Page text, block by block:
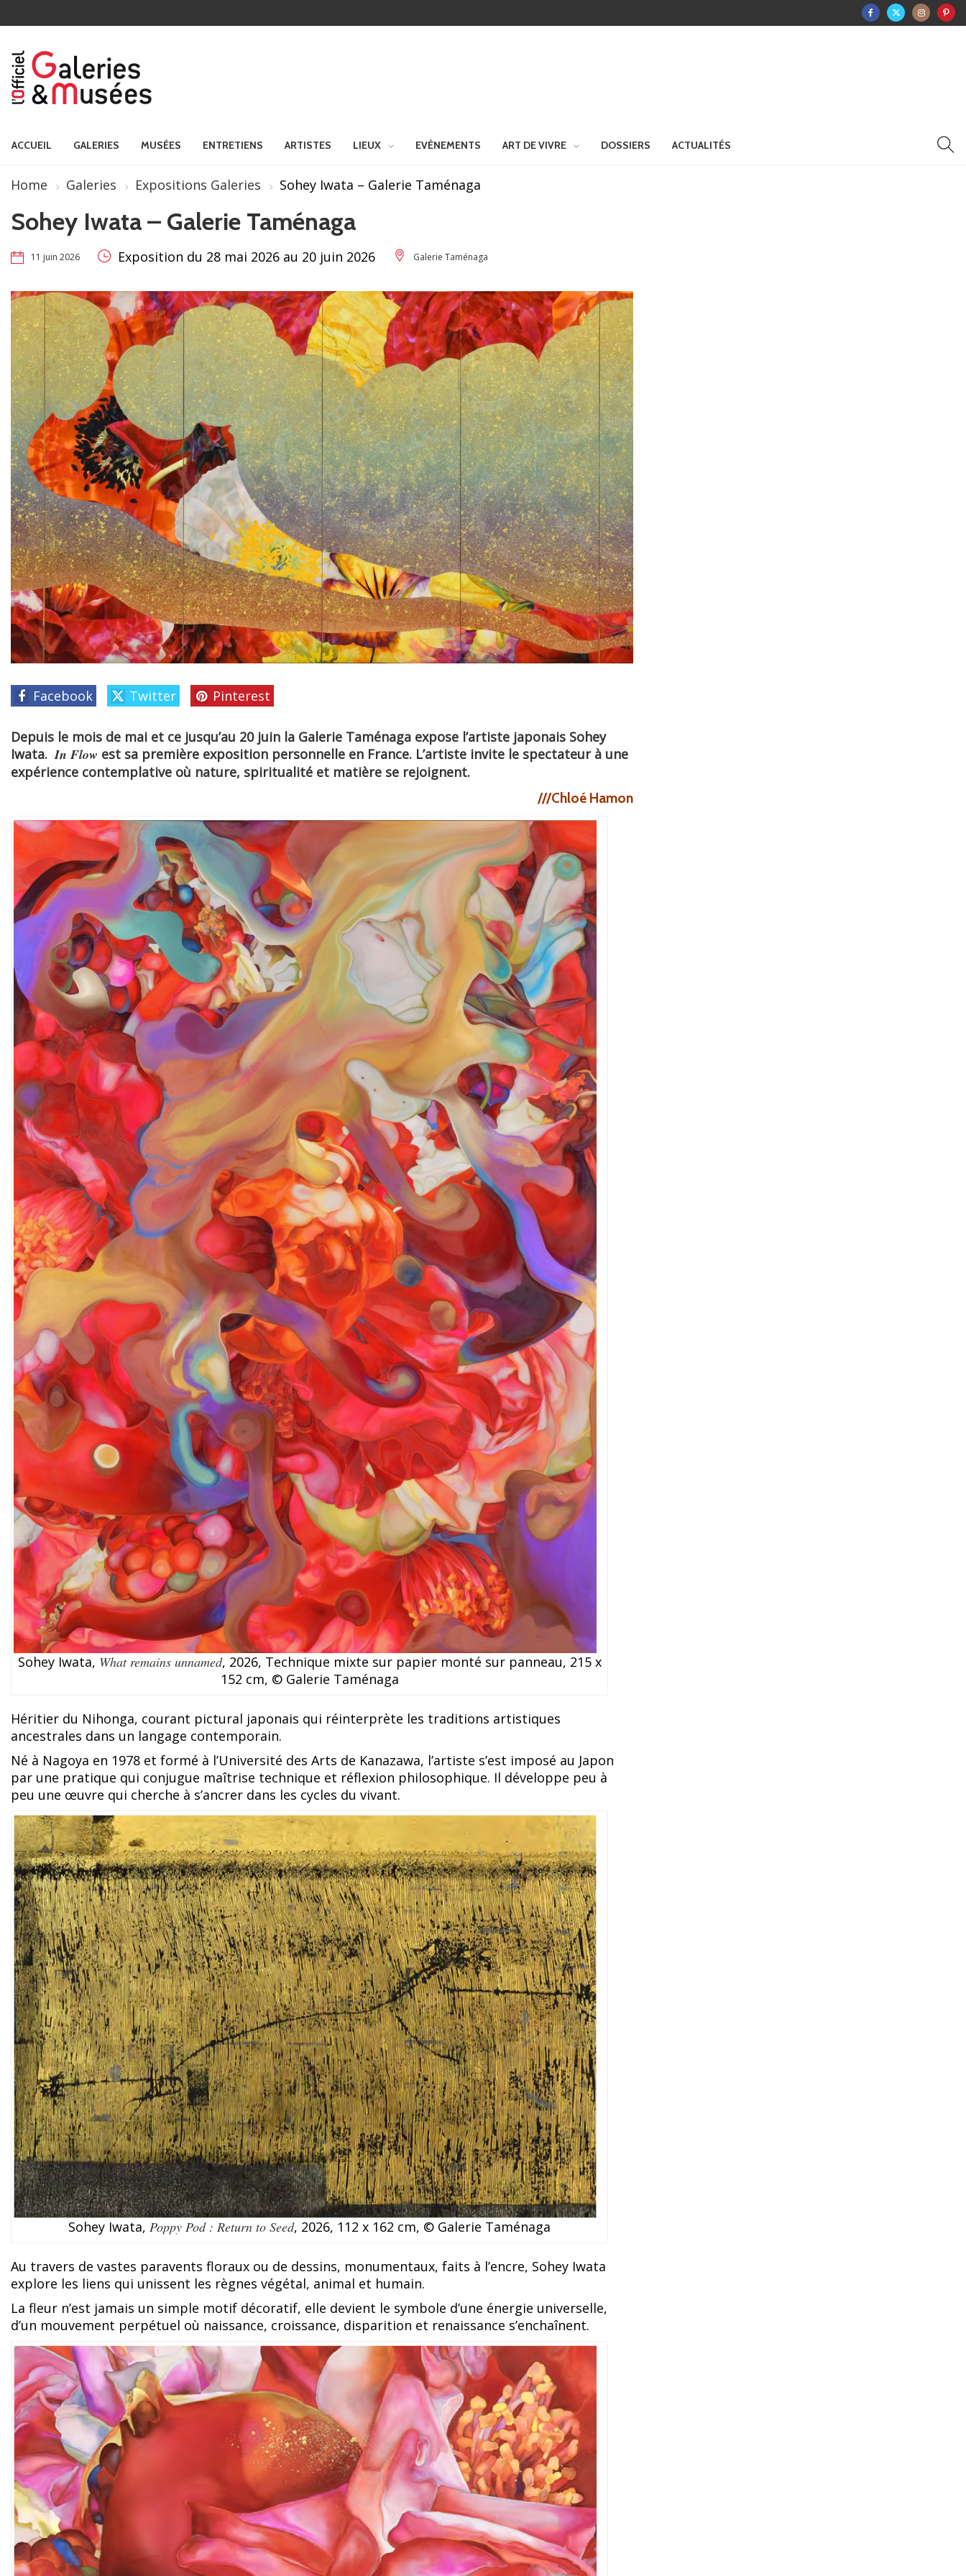
ACCUEIL GALERIES MUSÉES ENTRETIENS ARTISTES LIEUX EVÈNEMENTS ART DE VIVRE DOSSIERS ACTUALITÉS
Home Galeries Expositions Galeries Sohey Iwata – Galerie Taménaga
Sohey Iwata – Galerie Taménaga
11 juin 2026 Exposition du 28 mai 2026 au 20 juin 2026 Galerie Taménaga
Facebook Twitter Pinterest
Depuis le mois de mai et ce jusqu’au 20 juin la Galerie Taménaga expose l’artiste japonais Sohey
Iwata.In Flow est sa première exposition personnelle en France. L’artiste invite le spectateur à une
expérience contemplative où nature, spiritualité et matière se rejoignent.
///Chloé Hamon
Sohey Iwata, What remains unnamed, 2026, Technique mixte sur papier monté sur panneau, 215 x
152 cm, © Galerie Taménaga
Héritier du Nihonga, courant pictural japonais qui réinterprète les traditions artistiques
ancestrales dans un langage contemporain.
Né à Nagoya en 1978 et formé à l’Université des Arts de Kanazawa, l’artiste s’est imposé au Japon
par une pratique qui conjugue maîtrise technique et réflexion philosophique. Il développe peu à
peu une œuvre qui cherche à s’ancrer dans les cycles du vivant.
Sohey Iwata,Poppy Pod : Return to Seed, 2026, 112 x 162 cm, © Galerie Taménaga
Au travers de vastes paravents floraux ou de dessins, monumentaux, faits à l’encre, Sohey Iwata
explore les liens qui unissent les règnes végétal, animal et humain.
La fleur n’est jamais un simple motif décoratif, elle devient le symbole d’une énergie universelle,
d’un mouvement perpétuel où naissance, croissance, disparition et renaissance s’enchaînent.